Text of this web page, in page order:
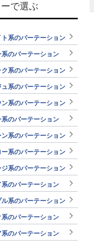
で選ぶ
ト系のパーテーション
系のパーテーション
ク系のパーテーション
ュ系のパーテーション
ン系のパーテーション
系のパーテーション
ン系のパーテーション
ー系のパーテーション
ジ系のパーテーション
系のパーテーション
ル系のパーテーション
系のパーテーション
系のパーテーション